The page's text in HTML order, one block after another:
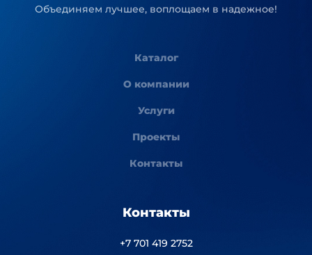
Объединяем лучшее, воплощаем в надежное!
Каталог
О компании
Услуги
Проекты
Контакты
Контакты
+7 701 419 2752